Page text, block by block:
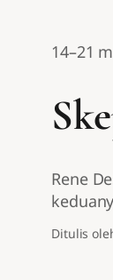
14–21
Rene
Ditulis